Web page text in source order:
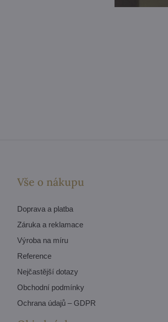
Vše o nákupu
Doprava a platba
Záruka a reklamace
Výroba na míru
Reference
Nejčastější dotazy
Obchodní podmínky
Ochrana údajů – GDPR